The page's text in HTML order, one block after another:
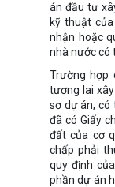
án đầu tư
kỹ thuật
nhận hoặc
nhà nước có
Trường hợp
tương lai
sơ dự án, có
đã có Giấy
đất của cơ
chấp phải
quy định
phần dự án